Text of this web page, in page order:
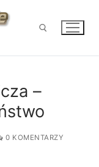
–
0 KOMENTARZY